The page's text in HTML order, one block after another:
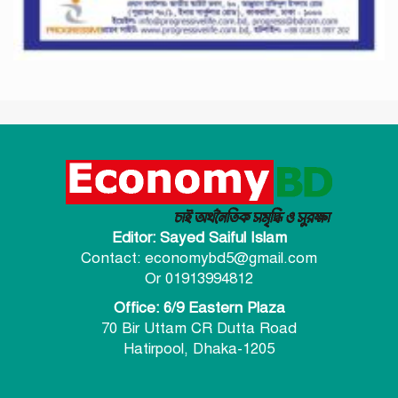
Editor: Sayed Saiful Islam
Contact: economybd5@gmail.com
Or 01913994812
Office: 6/9 Eastern Plaza
70 Bir Uttam CR Dutta Road
Hatirpool, Dhaka-1205